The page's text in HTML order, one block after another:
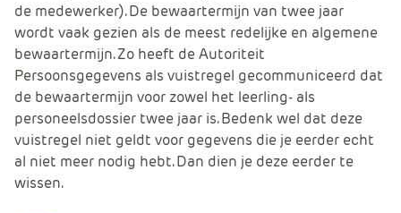
de medewerker). De bewaartermijn van twee jaar
wordt vaak gezien als de meest redelijke en algemene
bewaartermijn. Zo heeft de Autoriteit
Persoonsgegevens als vuistregel gecommuniceerd dat
de bewaartermijn voor zowel het leerling- als
personeelsdossier twee jaar is. Bedenk wel dat deze
vuistregel niet geldt voor gegevens die je eerder echt
al niet meer nodig hebt. Dan dien je deze eerder te
wissen.